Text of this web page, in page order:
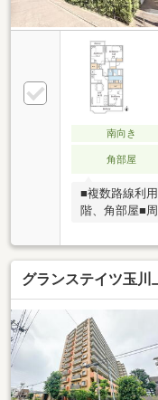
南向き
角部屋
■複数路線利
階、角部屋■
能◎FPによる
その他希望に
不動産総合企
を心がけてい
提案をいた
ませ。物件の
号までご連絡
でもお待ちし
グランステイツ玉